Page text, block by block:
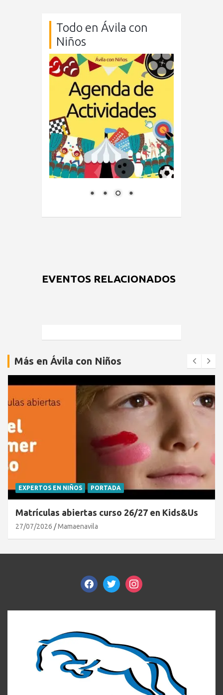
Todo en Ávila con
Niños
EVENTOS RELACIONADOS
Más en Ávila con Niños
EXPERTOS EN NIÑOS PORTADA
Matrículas abiertas curso 26/27 en Kids&Us
27/07/2026 Mamaenavila
facebooktwitterinstagram